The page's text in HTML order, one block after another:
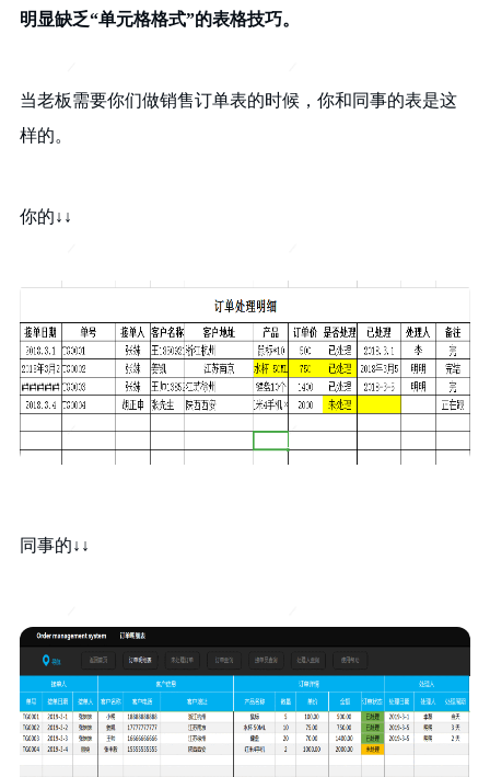
明显缺乏“单元格格式”的表格技巧。
当老板需要你们做销售订单表的时候，你和同事的表是这
样的。
你的↓↓
同事的↓↓